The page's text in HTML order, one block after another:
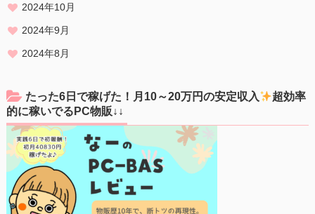
2024年10月
2024年9月
2024年8月
たった6日で稼げた！月10～20万円の安定収入
超効率
的に稼いでるPC物販↓↓